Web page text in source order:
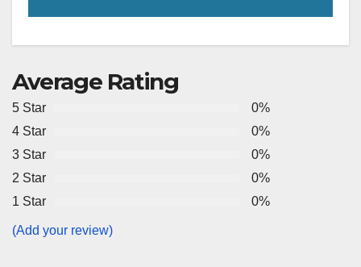
Average Rating
5 Star
0%
4 Star
0%
3 Star
0%
2 Star
0%
1 Star
0%
(Add your review)